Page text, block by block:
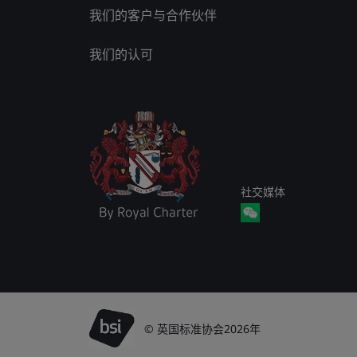
我们的客户与合作伙伴
我们的认可
社交媒体
© 英国标准协会2026年